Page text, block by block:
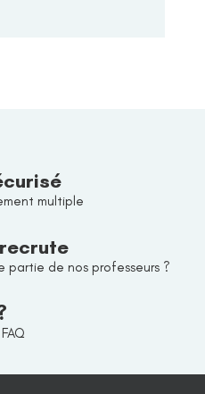
multiple
partie de nos professeurs ?